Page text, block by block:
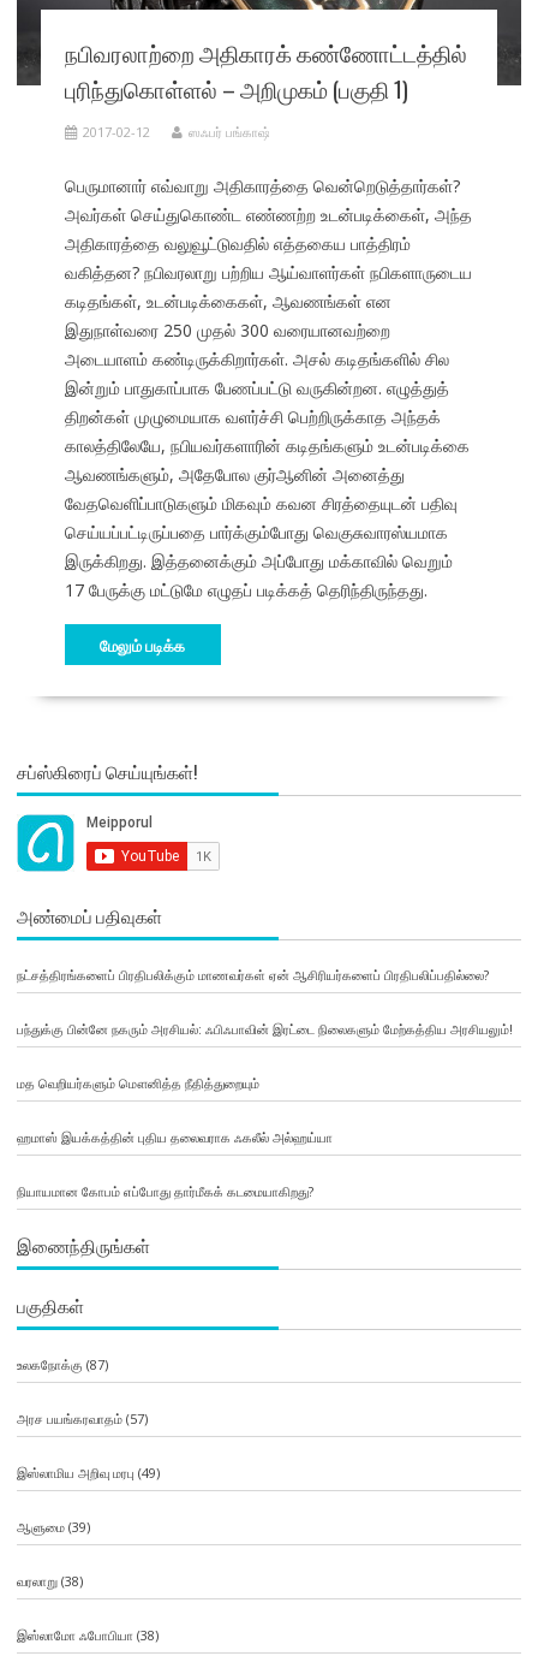
நபிவரலாற்றை அதிகாரக் கண்ணோட்டத்தில்
புரிந்துகொள்ளல் – அறிமுகம் (பகுதி 1)
2017-02-12 ஸஃபர் பங்காஷ்
பெருமானார் எவ்வாறு அதிகாரத்தை வென்றெடுத்தார்கள்?
அவர்கள் செய்துகொண்ட எண்ணற்ற உடன்படிக்கைள், அந்த
அதிகாரத்தை வலுவூட்டுவதில் எத்தகைய பாத்திரம்
வகித்தன? நபிவரலாறு பற்றிய ஆய்வாளர்கள் நபிகளாருடைய
கடிதங்கள், உடன்படிக்கைகள், ஆவணங்கள் என
இதுநாள்வரை 250 முதல் 300 வரையானவற்றை
அடையாளம் கண்டிருக்கிறார்கள். அசல் கடிதங்களில் சில
இன்றும் பாதுகாப்பாக பேணப்பட்டு வருகின்றன. எழுத்துத்
திறன்கள் முழுமையாக வளர்ச்சி பெற்றிருக்காத அந்தக்
காலத்திலேயே, நபியவர்களாரின் கடிதங்களும் உடன்படிக்கை
ஆவணங்களும், அதேபோல குர்ஆனின் அனைத்து
வேதவெளிப்பாடுகளும் மிகவும் கவன சிரத்தையுடன் பதிவு
செய்யப்பட்டிருப்பதை பார்க்கும்போது வெகுசுவாரஸ்யமாக
இருக்கிறது. இத்தனைக்கும் அப்போது மக்காவில் வெறும்
17 பேருக்கு மட்டுமே எழுதப் படிக்கத் தெரிந்திருந்தது.
மேலும் படிக்க
சப்ஸ்கிரைப் செய்யுங்கள்!
அண்மைப் பதிவுகள்
நட்சத்திரங்களைப் பிரதிபலிக்கும் மாணவர்கள் ஏன் ஆசிரியர்களைப் பிரதிபலிப்பதில்லை?
பந்துக்கு பின்னே நகரும் அரசியல்: ஃபிஃபாவின் இரட்டை நிலைகளும் மேற்கத்திய அரசியலும்!
மத வெறியர்களும் மௌனித்த நீதித்துறையும்
ஹமாஸ் இயக்கத்தின் புதிய தலைவராக ஃகலீல் அல்ஹய்யா
நியாயமான கோபம் எப்போது தார்மீகக் கடமையாகிறது?
இணைந்திருங்கள்
பகுதிகள்
உலகநோக்கு (87)
அரச பயங்கரவாதம்(57)
இஸ்லாமிய அறிவு மரபு (49)
ஆளுமை(39)
வரலாறு(38)
இஸ்லாமோ ஃபோபியா (38)